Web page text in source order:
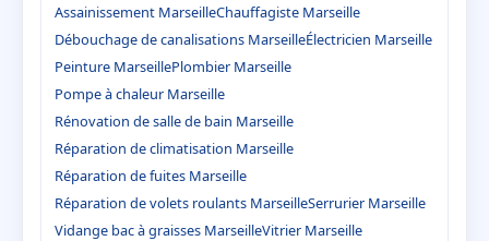
Assainissement MarseilleChauffagiste Marseille
Débouchage de canalisations MarseilleÉlectricien Marseille
Peinture MarseillePlombier Marseille
Pompe à chaleur Marseille
Rénovation de salle de bain Marseille
Réparation de climatisation Marseille
Réparation de fuites Marseille
Réparation de volets roulants MarseilleSerrurier Marseille
Vidange bac à graisses MarseilleVitrier Marseille